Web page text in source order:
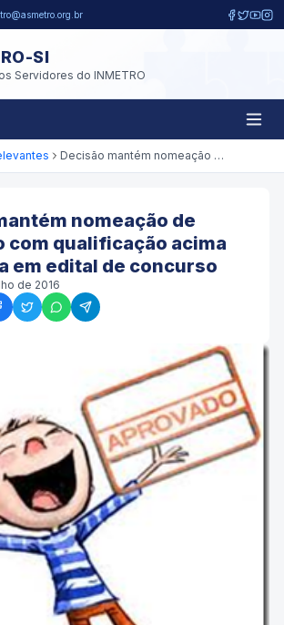
SI
Servidores do INMETRO
Decisão mantém nomeação de candidato com qualificação acima de exigida em edital de concurso
nomeação de
com qualificação acima
em edital de concurso
de 2016